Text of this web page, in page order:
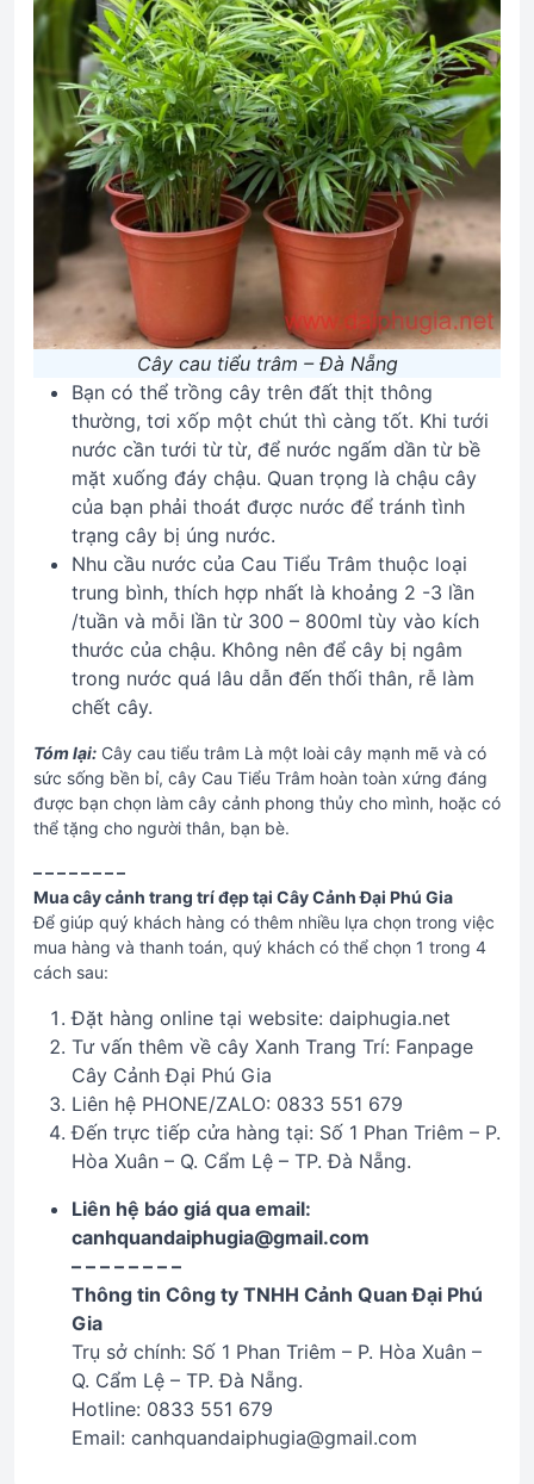
Cây cau tiểu trâm – Đà Nẵng
Bạn có thể trồng cây trên đất thịt thông
thường, tơi xốp một chút thì càng tốt. Khi tưới
nước cần tưới từ từ, để nước ngấm dần từ bề
mặt xuống đáy chậu. Quan trọng là chậu cây
của bạn phải thoát được nước để tránh tình
trạng cây bị úng nước.
Nhu cầu nước của Cau Tiểu Trâm thuộc loại
trung bình, thích hợp nhất là khoảng 2 -3 lần
/tuần và mỗi lần từ 300 – 800ml tùy vào kích
thước của chậu. Không nên để cây bị ngâm
trong nước quá lâu dẫn đến thối thân, rễ làm
chết cây.
Tóm lại: Cây cau tiểu trâm Là một loài cây mạnh mẽ và có
sức sống bền bỉ, cây Cau Tiểu Trâm hoàn toàn xứng đáng
được bạn chọn làm cây cảnh phong thủy cho mình, hoặc có
thể tặng cho người thân, bạn bè.
– – – – – – – –
Mua cây cảnh trang trí đẹp tại Cây Cảnh Đại Phú Gia
Để giúp quý khách hàng có thêm nhiều lựa chọn trong việc
mua hàng và thanh toán, quý khách có thể chọn 1 trong 4
cách sau:
Đặt hàng online tại website: daiphugia.net
Tư vấn thêm về cây Xanh Trang Trí: Fanpage
Cây Cảnh Đại Phú Gia
Liên hệ PHONE/ZALO: 0833 551 679
Đến trực tiếp cửa hàng tại: Số 1 Phan Triêm – P.
Hòa Xuân – Q. Cẩm Lệ – TP. Đà Nẵng.
Liên hệ báo giá qua email:
canhquandaiphugia@gmail.com
– – – – – – – –
Thông tin Công ty TNHH Cảnh Quan Đại Phú
Gia
Trụ sở chính: Số 1 Phan Triêm – P. Hòa Xuân –
Q. Cẩm Lệ – TP. Đà Nẵng.
Hotline: 0833 551 679
Email: canhquandaiphugia@gmail.com